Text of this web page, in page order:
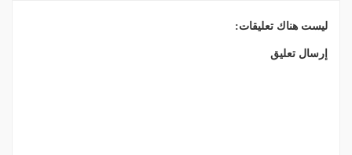
ليست هناك تعليقات:
إرسال تعليق